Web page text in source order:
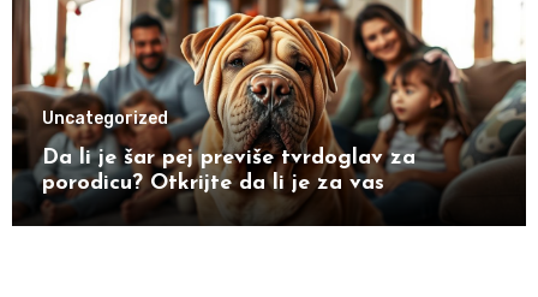
Uncategorized
Da li je šar pej previše tvrdoglav za
porodicu? Otkrijte da li je za vas